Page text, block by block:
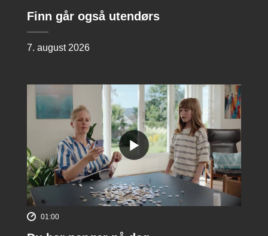
Finn går også utendørs
7. august 2026
01:00